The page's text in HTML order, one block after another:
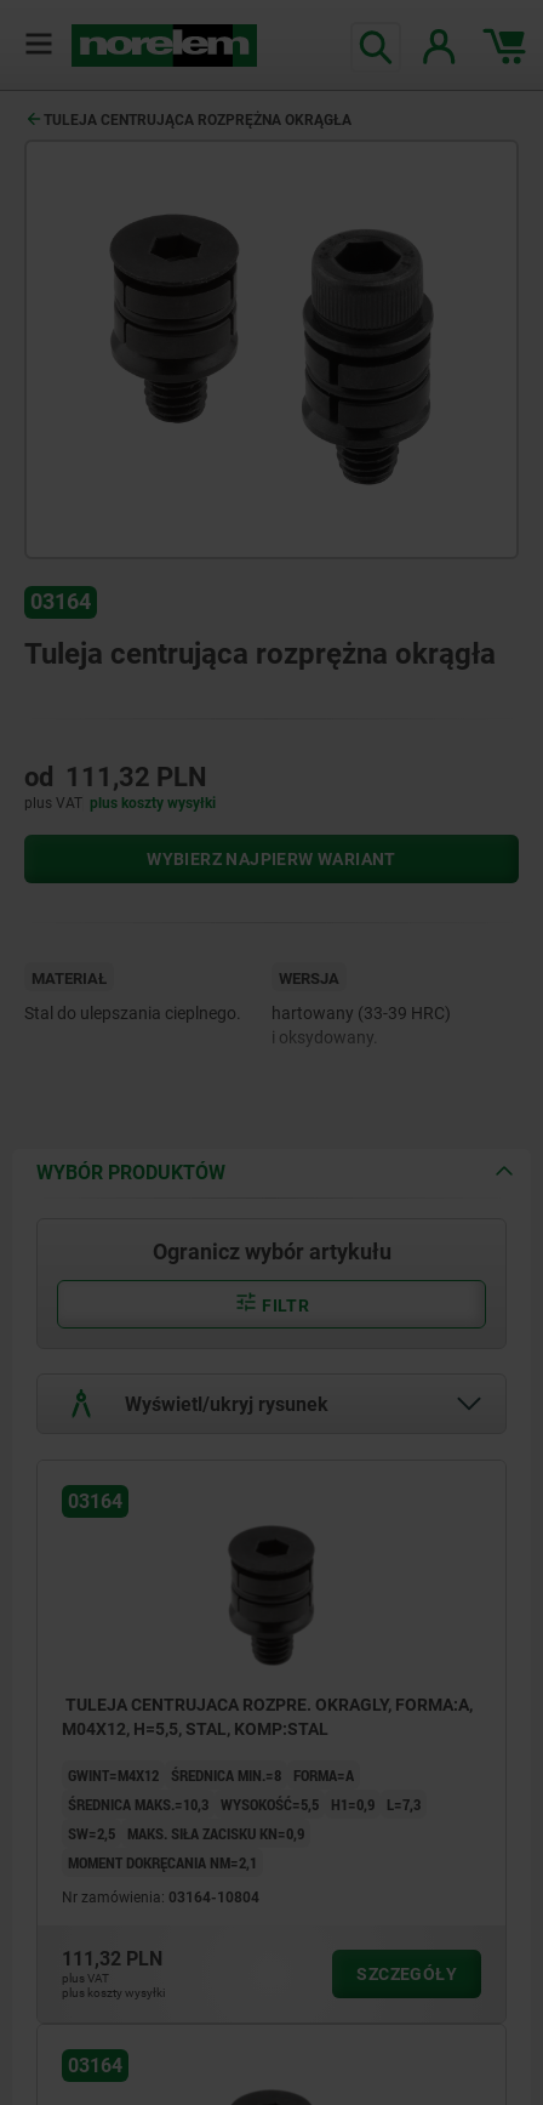
TULEJA CENTRUJĄCA ROZPRĘŻNA OKRĄGŁA
03164
Tuleja centrująca rozprężna okrągła
od 111,32 PLN
plus VAT plus koszty wysyłki
WYBIERZ NAJPIERW WARIANT
MATERIAŁ
Stal do ulepszania cieplnego.
WERSJA
hartowany (33-39 HRC)
i oksydowany.
WYBÓR PRODUKTÓW
Ogranicz wybór artykułu
FILTR
Wyświetl/ukryj rysunek
Forma A: ze śrubą z łbem sześciokątnym
Forma B: ze śrubą z łbem walcowym
03164
TULEJA CENTRUJACA ROZPRE. OKRAGLY, FORMA:A,
M04X12, H=5,5, STAL, KOMP:STAL
GWINT=M4X12 ŚREDNICA MIN.=8
FORMA=A
ŚREDNICA MAKS.=10,3 WYSOKOŚĆ=5,5 H1=0,9
L=7,3
SW=2,5
MAKS. SIŁA ZACISKU KN=0,9
MOMENT DOKRĘCANIA NM=2,1
Nr zamówienia: 03164-10804
111,32 PLN
plus VAT
plus koszty wysyłki
SZCZEGÓŁY
03164